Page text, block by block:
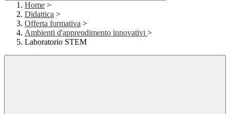
Home >
Didattica >
Offerta formativa >
Ambienti d'apprendimento innovativi >
Laboratorio STEM